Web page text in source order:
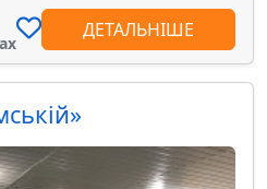
ДЕТАЛЬНІШЕ